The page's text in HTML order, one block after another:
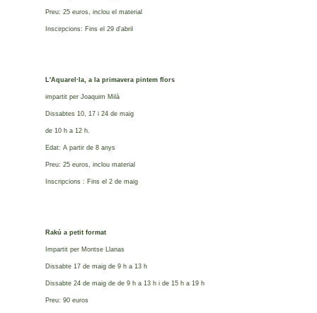
Preu: 25 euros, inclou el material
Inscirpcions: Fins el 29 d'abril
L'Aquarel·la, a la primavera pintem flors
impartit per Joaquim Milà
Dissabtes 10, 17 i 24 de maig
de 10 h a 12 h.
Edat: A partir de 8 anys
Preu: 25 euros, inclou material
Inscripcions : Fins el 2 de maig
Rakú a petit format
Impartit per Montse Llanas
Dissabte 17 de maig de 9 h a 13 h
Dissabte 24 de maig de de 9 h a 13 h i de 15 h a 19 h
Preu: 90 euros